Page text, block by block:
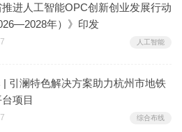
推进人工智能OPC创新创业发展行动
年）》印发
人工智能
| 引澜特色解决方案助力杭州市地铁
项目
综合布线